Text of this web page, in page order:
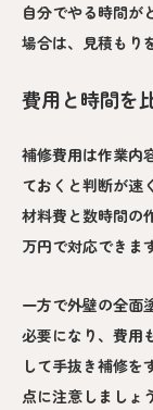
自分でやる時間が
場合は、見積もり
費用と時間を
補修費用は作業内
ておくと判断が速
材料費と数時間の
万円で対応できま
一方で外壁の全面
必要になり、費用
して手抜き補修を
点に注意しましょ